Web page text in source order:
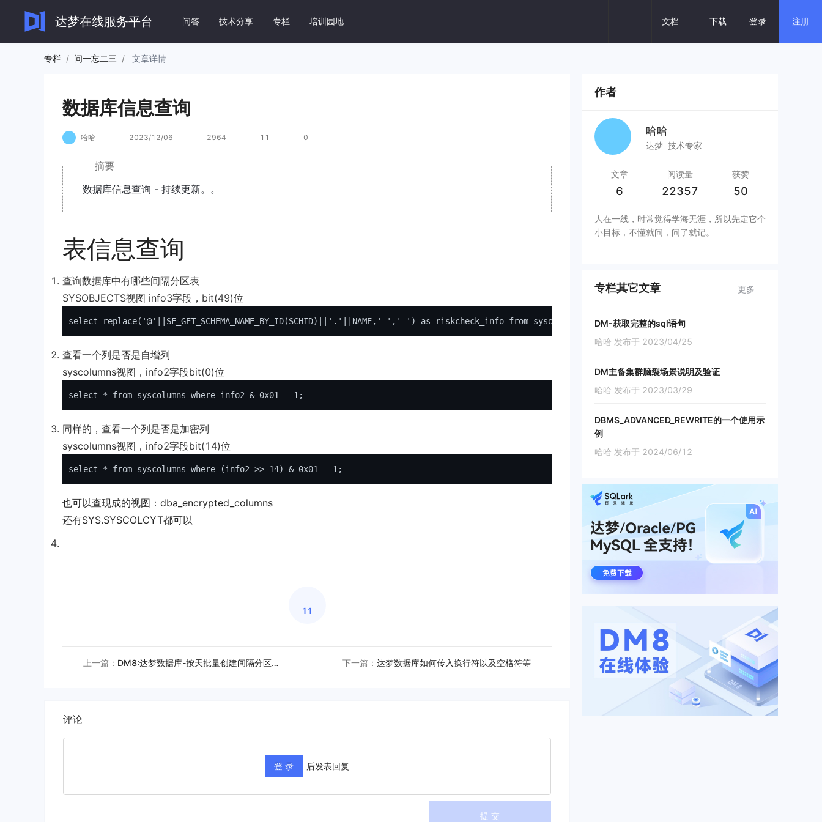
达梦在线服务平台 问答 技术分享 专栏 培训园地 文档
文档
全面了解和使用达梦系列产
全面了解 DM8 环境配置和开发用例 DM8 全系列产品手册
下载 登录 注册
数据库信息查询 评 论
专栏 / 问一忘二三 / 文章详情
数据库信息查询
哈哈 2023/12/06 2964 11 0
摘要
数据库信息查询 - 持续更新。。
表信息查询
查询数据库中有哪些间隔分区表
SYSOBJECTS视图 info3字段，bit(49)位
select replace( '@' ||SF_GET_SCHEMA_NAME_BY_ID(SCHID)|| '.' NAME, ' ' , '-' ) as riskcheck_info from sysobjects where (INFO3 >> 49) &
查看一个列是否是自增列
syscolumns视图，info2字段bit(0)位
select * from syscolumns where info2 & 0x01 = 1
同样的，查看一个列是否是加密列
syscolumns视图，info2字段bit(14)位
select * from syscolumns where (info2 >> 14) & 0x01 = 1
也可以查现成的视图：dba_encrypted_columns
还有SYS.SYSCOLCYT都可以
11
上一篇： DM8:达梦数据库-按天批量创建间隔分区表 下一篇： 达梦数据库如何传入换行符以及空格符等
评论
登 录 后发表回复
提 交
作者
哈哈
达梦 技术专家
文章
6
阅读量
22357
获赞
50
人在一线，时常觉得学海无涯，所以先定它个
专栏其它文章 更多
DM-获取完整的sql语句
哈哈 发布于 2023/04/25
DM主备集群脑裂场景说明及验证
哈哈 发布于 2023/03/29
DBMS_ADVANCED_REWRITE的一个使用示
例
哈哈 发布于 2024/06/12